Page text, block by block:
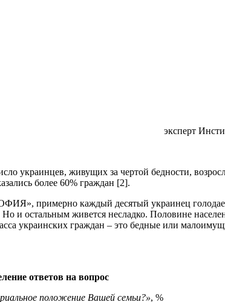
эксперт
украинцев, живущих за чертой бедности,
более 60% граждан [2].
примерно каждый десятый украинец
и остальным живется несладко. Половине
украинских граждан – это бедные или
ответов на вопрос
положение Вашей семьи?», %